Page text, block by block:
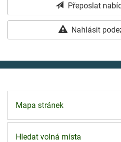
Přeposlat
Nahlásit
Mapa stránek
Hledat volná místa